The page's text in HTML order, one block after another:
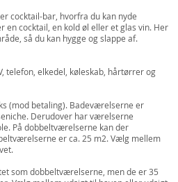
cocktail-bar, hvorfra du kan nyde
en cocktail, en kold øl eller et glas vin. Her
så du kan hygge og slappe af.
telefon, elkedel, køleskab, hårtørrer og
(mod betaling). Badeværelserne er
Derudover har værelserne
På dobbeltværelserne kan der
er ca. 25 m2. Vælg mellem
som dobbeltværelserne, men de er 35